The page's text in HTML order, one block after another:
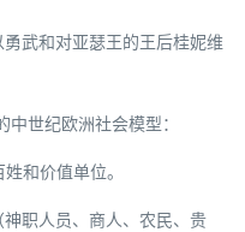
武和对亚瑟王的王后桂妮维
中世纪欧洲社会模型：
和价值单位。
职人员、商人、农民、贵